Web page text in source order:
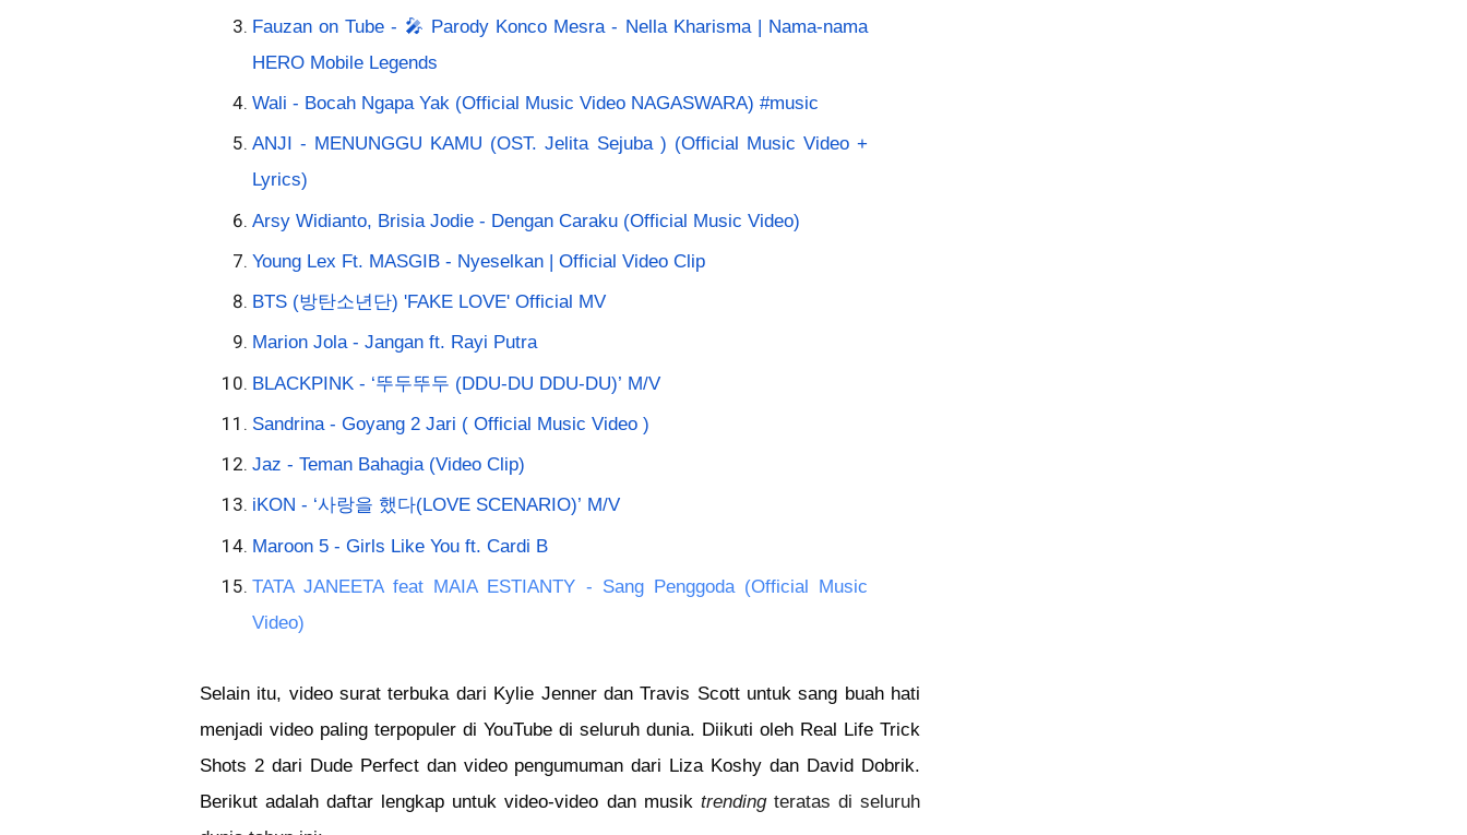
Fauzan on Tube - 🎤 Parody Konco Mesra - Nella Kharisma | Nama-nama
HERO Mobile Legends
Wali - Bocah Ngapa Yak (Official Music Video NAGASWARA) #music
ANJI - MENUNGGU KAMU (OST. Jelita Sejuba ) (Official Music Video +
Lyrics)
Arsy Widianto, Brisia Jodie - Dengan Caraku (Official Music Video)
Young Lex Ft. MASGIB - Nyeselkan | Official Video Clip
BTS (방탄소년단) 'FAKE LOVE' Official MV
Marion Jola - Jangan ft. Rayi Putra
BLACKPINK - ‘뚜두뚜두 (DDU-DU DDU-DU)’ M/V
Sandrina - Goyang 2 Jari ( Official Music Video )
Jaz - Teman Bahagia (Video Clip)
iKON - ‘사랑을 했다(LOVE SCENARIO)’ M/V
Maroon 5 - Girls Like You ft. Cardi B
TATA JANEETA feat MAIA ESTIANTY - Sang Penggoda (Official Music
Video)
Selain itu, video surat terbuka dari Kylie Jenner dan Travis Scott untuk sang buah hati
menjadi video paling terpopuler di YouTube di seluruh dunia. Diikuti oleh Real Life Trick
Shots 2 dari Dude Perfect dan video pengumuman dari Liza Koshy dan David Dobrik.
Berikut adalah daftar lengkap untuk video-video dan musik trending teratas di seluruh